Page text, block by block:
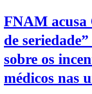
FNAM acusa
de
sobre os
médicos nas